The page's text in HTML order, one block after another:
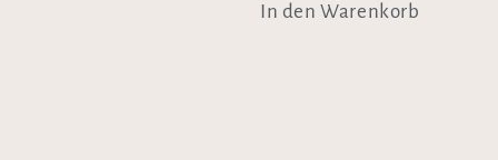
In den Warenkorb